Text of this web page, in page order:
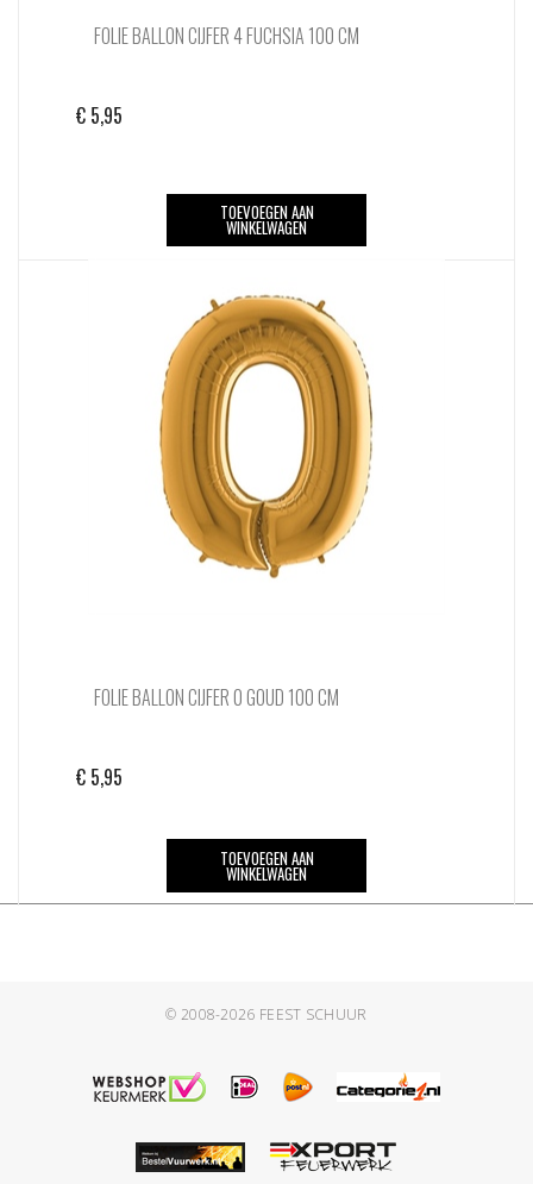
FOLIE BALLON CIJFER 4 FUCHSIA 100 CM
€ 5,95
TOEVOEGEN AAN
WINKELWAGEN
FOLIE BALLON CIJFER 0 GOUD 100 CM
€ 5,95
TOEVOEGEN AAN
WINKELWAGEN
© 2008-2026 FEEST SCHUUR